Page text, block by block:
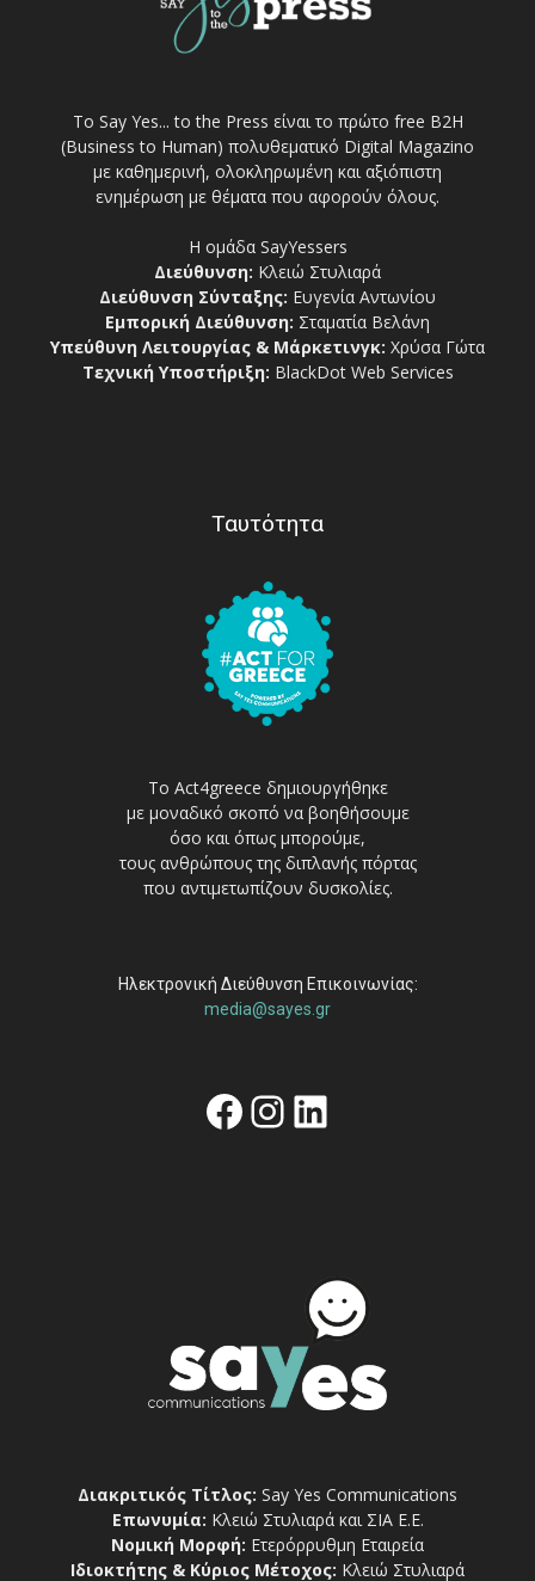
Το Say Yes... to the Press είναι το πρώτο free Β2Η
(Business to Human) πολυθεματικό Digital Magazino
με καθημερινή, ολοκληρωμένη και αξιόπιστη
ενημέρωση με θέματα που αφορούν όλους.
Η ομάδα SayYessers
Διεύθυνση: Κλειώ Στυλιαρά
Διεύθυνση Σύνταξης: Ευγενία Αντωνίου
Εμπορική Διεύθυνση: Σταματία Βελάνη
Υπεύθυνη Λειτουργίας & Μάρκετινγκ: Χρύσα Γώτα
Τεχνική Υποστήριξη: BlackDot Web Services
Ταυτότητα
Το Act4greece δημιουργήθηκε
με μοναδικό σκοπό να βοηθήσουμε
όσο και όπως μπορούμε,
τους ανθρώπους της διπλανής πόρτας
που αντιμετωπίζουν δυσκολίες.
Ηλεκτρονική Διεύθυνση Επικοινωνίας:
media@sayes.gr
Facebook
Instagram
Linkedin
Διακριτικός Τίτλος: Say Yes Communications
Επωνυμία: Κλειώ Στυλιαρά και ΣΙΑ Ε.Ε.
Νομική Μορφή: Ετερόρρυθμη Εταιρεία
Ιδιοκτήτης & Κύριος Μέτοχος: Κλειώ Στυλιαρά